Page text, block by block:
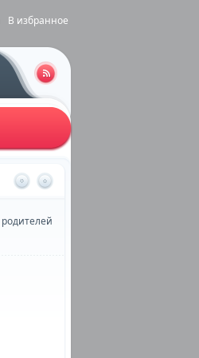
В избранное